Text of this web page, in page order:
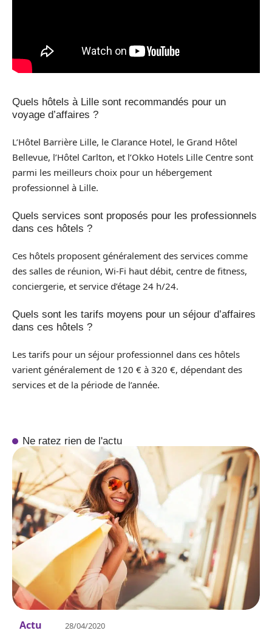
Quels hôtels à Lille sont recommandés pour un
voyage d’affaires ?
L’Hôtel Barrière Lille, le Clarance Hotel, le Grand Hôtel
Bellevue, l’Hôtel Carlton, et l’Okko Hotels Lille Centre sont
parmi les meilleurs choix pour un hébergement
professionnel à Lille.
Quels services sont proposés pour les professionnels
dans ces hôtels ?
Ces hôtels proposent généralement des services comme
des salles de réunion, Wi-Fi haut débit, centre de fitness,
conciergerie, et service d’étage 24 h/24.
Quels sont les tarifs moyens pour un séjour d’affaires
dans ces hôtels ?
Les tarifs pour un séjour professionnel dans ces hôtels
varient généralement de 120 € à 320 €, dépendant des
services et de la période de l’année.
Ne ratez rien de l'actu
Actu 28/04/2020